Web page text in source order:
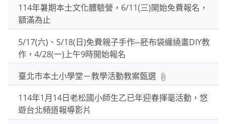
114年暑期本土文化體驗營，6/11(三)開始免費報名，
額滿為止
5/17(六)、5/18(日)免費親子手作─胚布袋纏繞畫DIY教
作，4/28(一)上午9時開始報名
臺北市本土小學堂－教學活動教案甄選
114年1月14日老松國小師生乙已年迎春揮毫活動，悠
遊台北頻道報導影片